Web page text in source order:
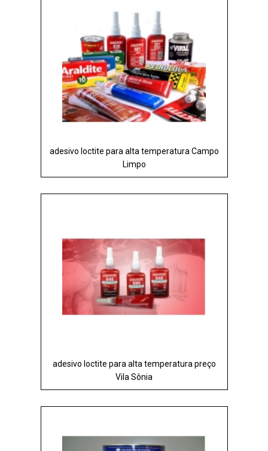
adesivo loctite para alta temperatura Campo
Limpo
adesivo loctite para alta temperatura preço
Vila Sônia